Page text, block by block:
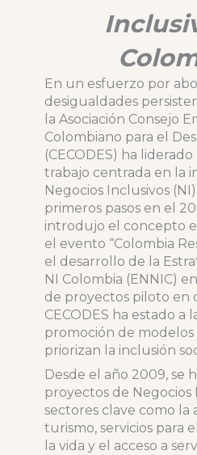
En un esfuerzo por
desigualdades
la Asociación Consejo
Colombiano para el
(CECODES) ha
trabajo centrada en la
Negocios Inclusivos
primeros pasos en el
introdujo el concepto
el evento “Colombia
el desarrollo de la
NI Colombia (ENNIC)
de proyectos piloto en
CECODES ha estado a
promoción de
priorizan la inclusión
Desde el año 2009, se
proyectos de Negocios
sectores clave como la
turismo, servicios para
la vida y el acceso a